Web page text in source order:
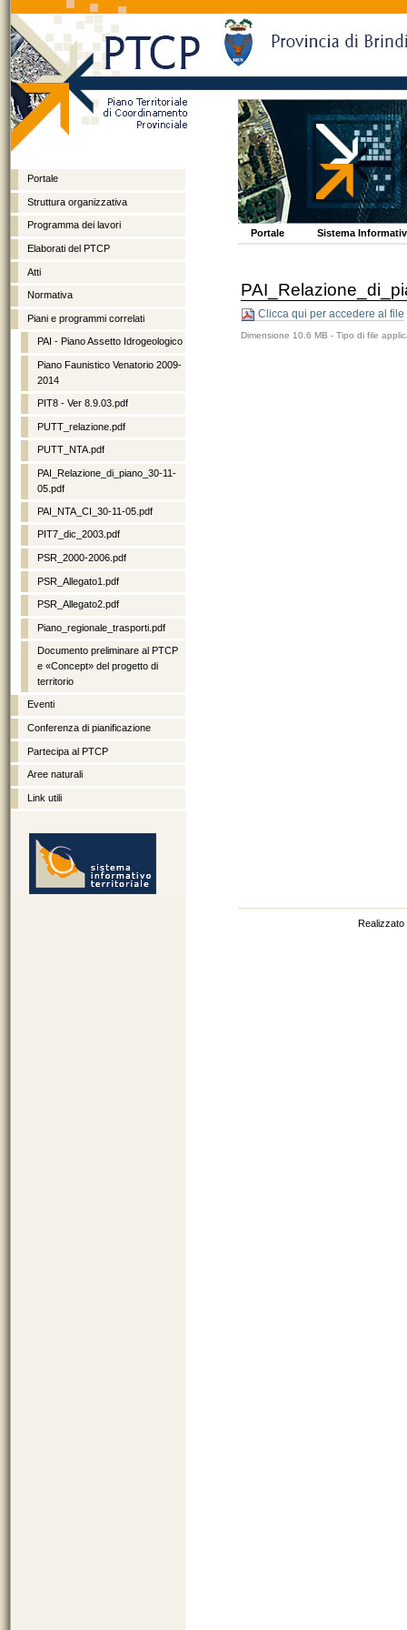
ai
contenuti.
Spostati
sulla
navigazione
Sezioni Portale Sistema
Clicca qui per accedere al file
Dimensione 10.6 MB -Tipo di file
Portale
Struttura organizzativa
Programma dei lavori
Elaborati del PTCP
Atti
Normativa
Piani e programmi correlati
PAI - Piano Assetto Idrogeologico
Piano Faunistico Venatorio 2009-
2014
PIT8 - Ver 8.9.03.pdf
PUTT_relazione.pdf
PUTT_NTA.pdf
PAI_Relazione_di_piano_30-11-
05.pdf
PAI_NTA_CI_30-11-05.pdf
PIT7_dic_2003.pdf
PSR_2000-2006.pdf
PSR_Allegato1.pdf
PSR_Allegato2.pdf
Piano_regionale_trasporti.pdf
Documento preliminare al PTCP
e «Concept» del progetto di
territorio
Eventi
Conferenza di pianificazione
Partecipa al PTCP
Aree naturali
Link utili